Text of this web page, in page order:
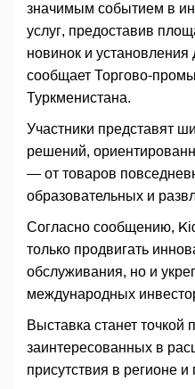
значимым событием в
услуг, предоставив
новинок и
сообщает Торгово-
Туркменистана.
Участники представят
решений,
— от товаров
образовательных и
Согласно сообщению,
только продвигать
обслуживания, но и
международных
Выставка станет
заинтересованных в
присутствия в регионе